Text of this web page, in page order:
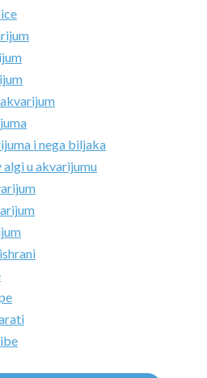
i nega biljaka
u akvarijumu